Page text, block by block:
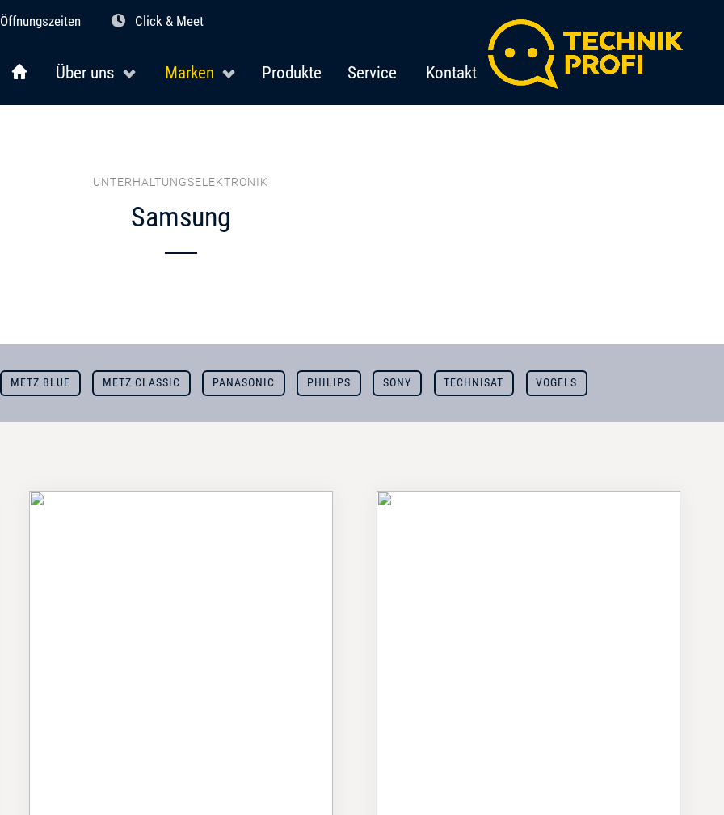
Öffnungszeiten Click & Meet
Über uns Marken Produkte Service Kontakt
UNTERHALTUNGSELEKTRONIK
Samsung
METZ BLUE METZ CLASSIC PANASONIC PHILIPS SONY TECHNISAT VOGELS